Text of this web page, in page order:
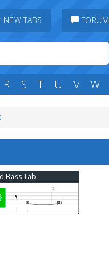
NEW TABS FORUM
R S T U V W
Bass Tab